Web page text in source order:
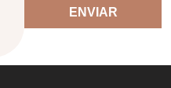
ENVIAR